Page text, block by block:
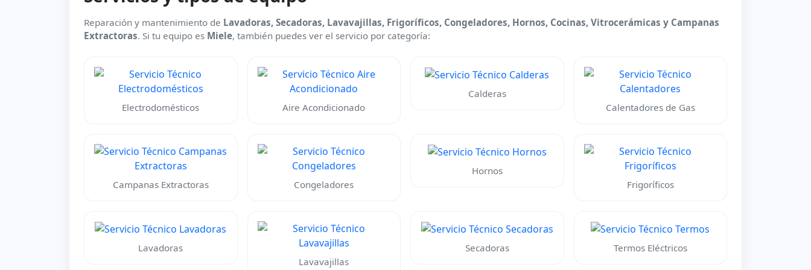
Reparación y mantenimiento de Lavadoras, Secadoras, Lavavajillas, Frigoríficos, Congeladores, Hornos, Cocinas, Vitrocerámicas y Campanas
Extractoras. Si tu equipo es Miele, también puedes ver el servicio por categoría:
Electrodomésticos Aire Acondicionado
Calderas
Calentadores de Gas
Campanas Extractoras Congeladores
Hornos
Frigoríficos
Lavadoras
Lavavajillas
Secadoras Termos Eléctricos